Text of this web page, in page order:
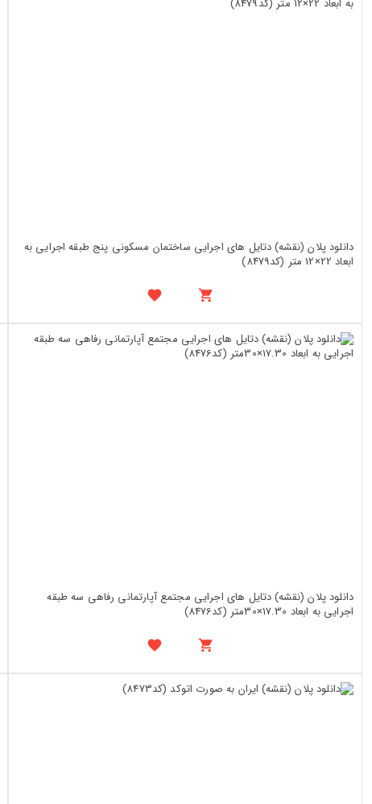
دانلود پلان (نقشه) دتایل های اجرایی ساختمان مسکونی پنج طبقه اجرایی به
ابعاد 22×12 متر (کد8479)
دانلود پلان (نقشه) دتایل های اجرایی مجتمع آپارتمانی رفاهی سه طبقه
اجرایی به ابعاد 17.30×30متر (کد8476)